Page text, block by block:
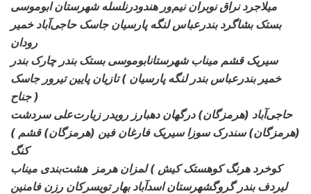
میلاجرد نراق نوبران نیم‌ور هندودرنلسلهشهرستان ابوموسی
بستک بشاگرد بندرعباس لنگه پارسیان جاسک حاجی‌آباد خمیر
رودان
سیریک قشم میناب شهرستانابوموسیبستک بندر چارک بندر
خمیر بندرعباس بندر لنگه پارسیان ) تازیان پایین تیرور جاسک
جناح )
حاجی‌آباد (هرمزگان) درگهان دهبارز رویدرزیارت‌علی سردشت
(هرمزگان) سندرک سوزا سیریک فارغان فین (هرمزگان) قشم )
کنگ
کوخرد هرنگ کوهستک کیش ) لمزان هرمزهشت‌بندی میناب
لیردف بندر گروگشهرستان اسدآباد بهار تویسرکان رزن فامنین